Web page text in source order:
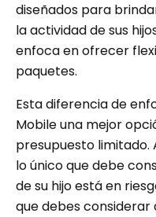
diseñados para
la actividad de sus
enfoca en ofrecer
paquetes.
Esta diferencia de
Mobile una mejor
presupuesto limitado.
lo único que debe
de su hijo está en
que debes